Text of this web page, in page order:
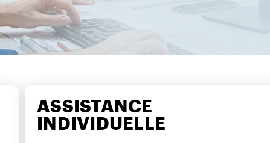
ASSISTANCE
INDIVIDUELLE